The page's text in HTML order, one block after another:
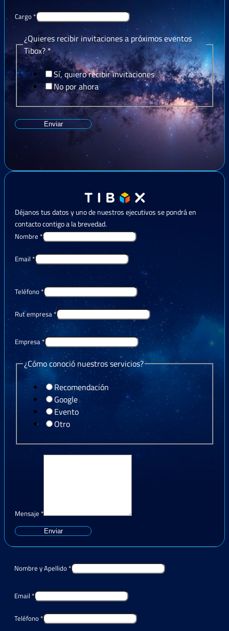
Cargo *
¿Quieres recibir invitaciones a próximos eventos
Tibox?*
Sí, quiero recibir invitaciones
No por ahora
Enviar
Déjanos tus datos y uno de nuestros ejecutivos se pondrá en
contacto contigo a la brevedad.
Nombre *
Email *
Teléfono *
Rut empresa *
Empresa *
¿Cómo conoció nuestros servicios?
Recomendación
Google
Evento
Otro
Mensaje *
Enviar
Nombre y Apellido *
Email *
Teléfono *